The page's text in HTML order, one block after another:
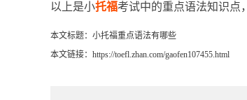
以上是小托福考试中的重点语法知识点
本文标题：小托福重点语法有哪些
本文链接：https://toefl.zhan.com/gaofen107455.html